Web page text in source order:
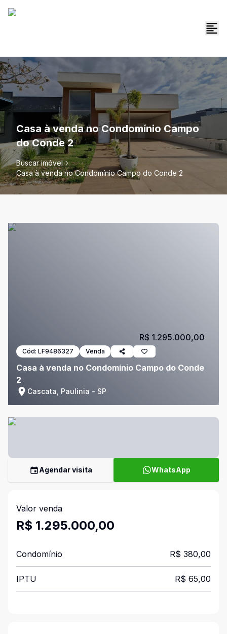
Casa à venda no Condomínio Campo
do Conde 2
Buscar imóvel
Casa à venda no Condomínio Campo do Conde 2
Cód: LF9486327 Venda
Casa à venda no Condomínio Campo do Conde
2
Cascata, Paulinia - SP
R$ 1.295.000,00
Agendar visita WhatsApp
Valor venda
R$ 1.295.000,00
Condomínio R$ 380,00
IPTU R$ 65,00